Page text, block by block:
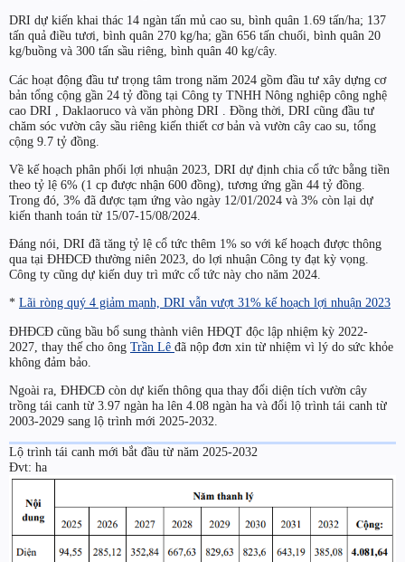
DRI dự kiến khai thác 14 ngàn tấn mủ cao su, bình quân 1.69 tấn/ha; 137
tấn quả điều tươi, bình quân 270 kg/ha; gần 656 tấn chuối, bình quân 20
kg/buồng và 300 tấn sầu riêng, bình quân 40 kg/cây.
Các hoạt động đầu tư trọng tâm trong năm 2024 gồm đầu tư xây dựng cơ
bản tổng cộng gần 24 tỷ đồng tại Công ty TNHH Nông nghiệp công nghệ
cao DRI , Daklaoruco và văn phòng DRI . Đồng thời, DRI cũng đầu tư
chăm sóc vườn cây sầu riêng kiến thiết cơ bản và vườn cây cao su, tổng
cộng 9.7 tỷ đồng.
Về kế hoạch phân phối lợi nhuận 2023, DRI dự định chia cổ tức bằng tiền
theo tỷ lệ 6% (1 cp được nhận 600 đồng), tương ứng gần 44 tỷ đồng.
Trong đó, 3% đã được tạm ứng vào ngày 12/01/2024 và 3% còn lại dự
kiến thanh toán từ 15/07-15/08/2024.
Đáng nói, DRI đã tăng tỷ lệ cổ tức thêm 1% so với kế hoạch được thông
qua tại ĐHĐCĐ thường niên 2023, do lợi nhuận Công ty đạt kỳ vọng.
Công ty cũng dự kiến duy trì mức cổ tức này cho năm 2024.
* Lãi ròng quý 4 giảm mạnh, DRI vẫn vượt 31% kế hoạch lợi nhuận 2023
ĐHĐCĐ cũng bầu bổ sung thành viên HĐQT độc lập nhiệm kỳ 2022-
2027, thay thế cho ông Trần Lê đã nộp đơn xin từ nhiệm vì lý do sức khỏe
không đảm bảo.
Ngoài ra, ĐHĐCĐ còn dự kiến thông qua thay đổi diện tích vườn cây
trồng tái canh từ 3.97 ngàn ha lên 4.08 ngàn ha và đổi lộ trình tái canh từ
2003-2029 sang lộ trình mới 2025-2032.
Lộ trình tái canh mới bắt đầu từ năm 2025-2032
Đvt: ha